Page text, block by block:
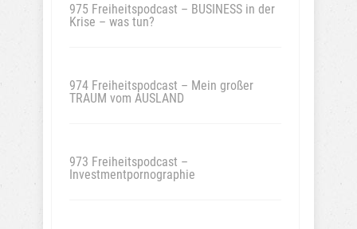
975 Freiheitspodcast – BUSINESS in der
Krise – was tun?
974 Freiheitspodcast – Mein großer
TRAUM vom AUSLAND
973 Freiheitspodcast –
Investmentpornographie